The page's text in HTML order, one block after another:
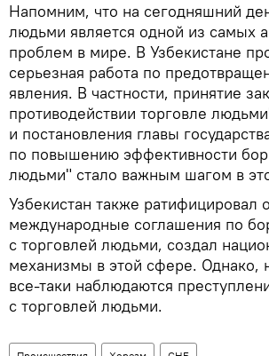
Напомним, что на сегодняшний
людьми является одной из самых
проблем в мире. В Узбекистане
серьезная работа по
явления. В частности, принятие
противодействии торговле
и постановления главы
по повышению эффективности
людьми" стало важным шагом в
Узбекистан также ратифицировал
международные соглашения по
с торговлей людьми, создал
механизмы в этой сфере. Однако,
все-таки наблюдаются
с торговлей людьми.